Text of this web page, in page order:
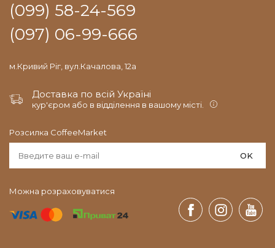
(099) 58-24-569
(097) 06-99-666
м.Кривий Ріг, вул.Качалова, 12а
Доставка по всій Україні
кур'єром або в відділення в вашому місті.
Розсилка CoffeeMarket
OK
Можна розраховуватися